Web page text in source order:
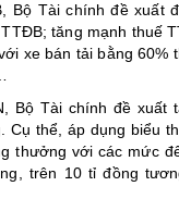
Bộ Tài chính đề xuất
tăng mạnh thuế
xe bán tải bằng 60%
Bộ Tài chính đề xuất
Cụ thể, áp dụng biểu
thưởng với các mức
trên 10 tỉ đồng